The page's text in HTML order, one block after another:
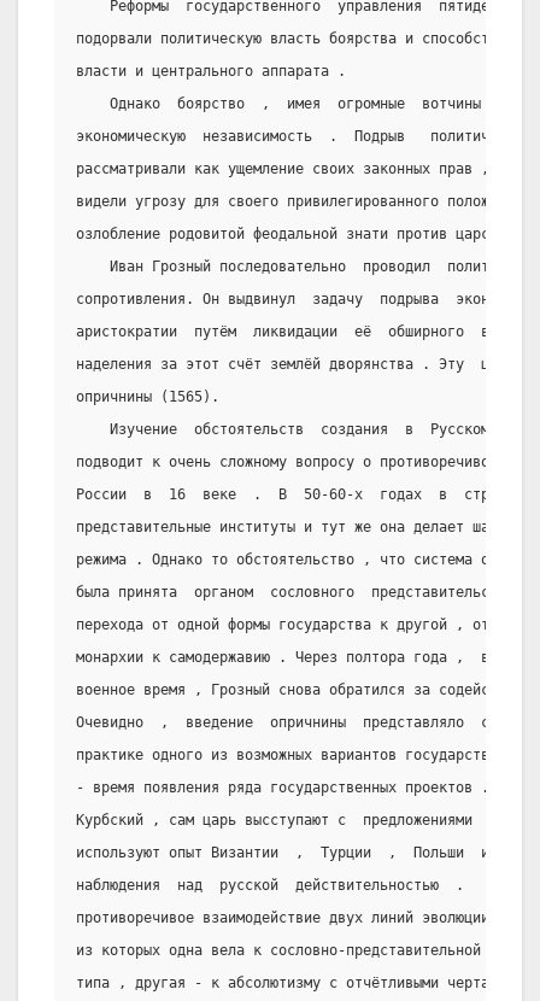
Реформы  государственного  управления  пятидесятых
подорвали политическую власть боярства и
власти и центрального аппарата .
Однако  боярство  ,  имея  огромные  вотчины  ,
экономическую  независимость  .  Подрыв
рассматривали как ущемление своих законных прав , а в
видели угрозу для своего привилегированного
озлобление родовитой феодальной знати против царской
Иван Грозный последовательно  проводил  политику
сопротивления. Он выдвинул  задачу  подрыва
аристократии  путём  ликвидации  её  обширного
наделения за этот счёт землёй дворянства . Эту  цель
опричнины (1565).
Изучение  обстоятельств  создания  в  Русском
подводит к очень сложному вопросу о противоречивости
России  в  16  веке  .  В  50-60-х  годах  в  стране
представительные институты и тут же она делает шаг в
режима . Однако то обстоятельство , что система
была принята  органом  сословного
перехода от одной формы государства к другой , от
монархии к самодержавию . Через полтора года ,  в
военное время , Грозный снова обратился за
Очевидно  ,  введение  опричнины  представляло  собой
практике одного из возможных вариантов
- время появления ряда государственных проектов .
Курбский , сам царь высступают с  предложениями
используют опыт Византии  ,  Турции  ,  Польши  и
наблюдения  над  русской  действительностью  .   А   в
противоречивое взаимодействие двух линий эволюции
из которых одна вела к сословно-представительной
типа , другая - к абсолютизму с отчётливыми чертами